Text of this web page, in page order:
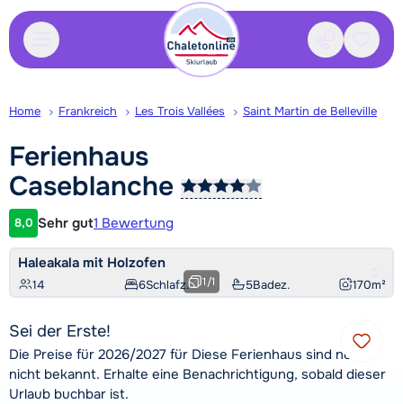
Kontakt
Home Frankreich Les Trois Vallées Saint Martin de Belleville
Ferienhaus
Caseblanche
Kundenbewertung
8,0 Sehr gut1 Bewertung
Haleakala mit Holzofen
14 6Schlafz. 5Badez. 170m²
1/1
Sei der Erste!
Die Preise für 2026/2027 für Diese Ferienhaus sind noch
nicht bekannt. Erhalte eine Benachrichtigung, sobald dieser
Urlaub buchbar ist.